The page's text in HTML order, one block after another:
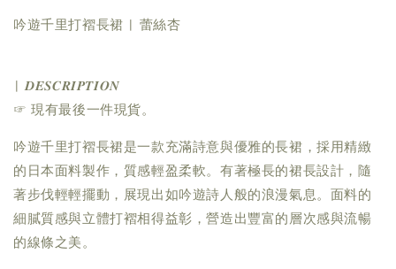
吟遊千里打褶長裙 | 蕾絲杏
| 𝑫𝑬𝑺𝑪𝑹𝑰𝑷𝑻𝑰𝑶𝑵
☞ 現有最後一件現貨。
吟遊千里打褶長裙是一款充滿詩意與優雅的長裙，採用精緻
的日本面料製作，質感輕盈柔軟。有著極長的裙長設計，隨
著步伐輕輕擺動，展現出如吟遊詩人般的浪漫氣息。面料的
細膩質感與立體打褶相得益彰，營造出豐富的層次感與流暢
的線條之美。